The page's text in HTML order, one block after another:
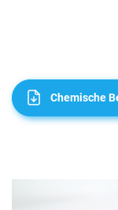
Chemische